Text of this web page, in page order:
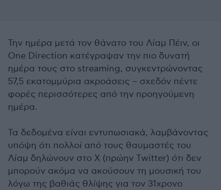
Την ημέρα μετά τον θάνατο του Λίαμ Πέιν, οι
One Direction κατέγραψαν την πιο δυνατή
ημέρα τους στο streaming, συγκεντρώνοντας
57,5 εκατομμύρια ακροάσεις – σχεδόν πέντε
φορές περισσότερες από την προηγούμενη
ημέρα.
Τα δεδομένα είναι εντυπωσιακά, λαμβάνοντας
υπόψη ότι πολλοί από τους θαυμαστές του
Λίαμ δηλώνουν στο X (πρώην Twitter) ότι δεν
μπορούν ακόμα να ακούσουν τη μουσική του
λόγω της βαθιάς θλίψης για τον 31χρονο